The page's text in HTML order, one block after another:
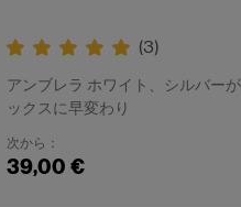
(3)
アンブレラ ホワイト、シルバー
ックスに早変わり
次から：
39,00 €